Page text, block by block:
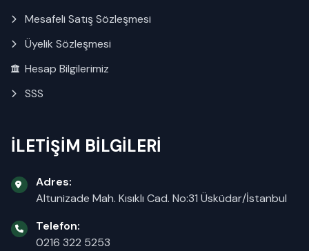
Mesafeli Satış Sözleşmesi
Üyelik Sözleşmesi
Hesap Bilgilerimiz
SSS
İLETİŞİM BİLGİLERİ
Adres:
Altunizade Mah. Kısıklı Cad. No:31 Üsküdar/İstanbul
Telefon:
0216 322 5253